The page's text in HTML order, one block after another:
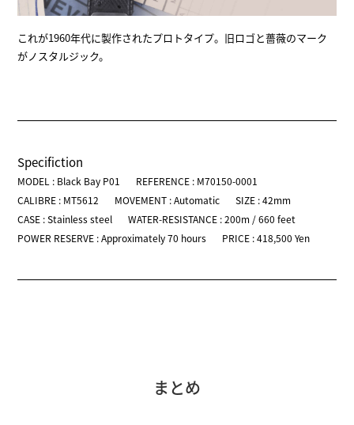
これが1960年代に製作されたプロトタイプ。旧ロゴと薔薇のマーク
がノスタルジック。
Specifiction
MODEL : Black Bay P01
REFERENCE : M70150-0001
CALIBRE : MT5612
MOVEMENT : Automatic
SIZE : 42mm
CASE : Stainless steel
WATER-RESISTANCE : 200m / 660 feet
POWER RESERVE : Approximately 70 hours
PRICE : 418,500 Yen
まとめ